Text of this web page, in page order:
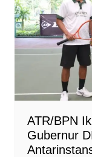
ATR/BPN
Gubernur